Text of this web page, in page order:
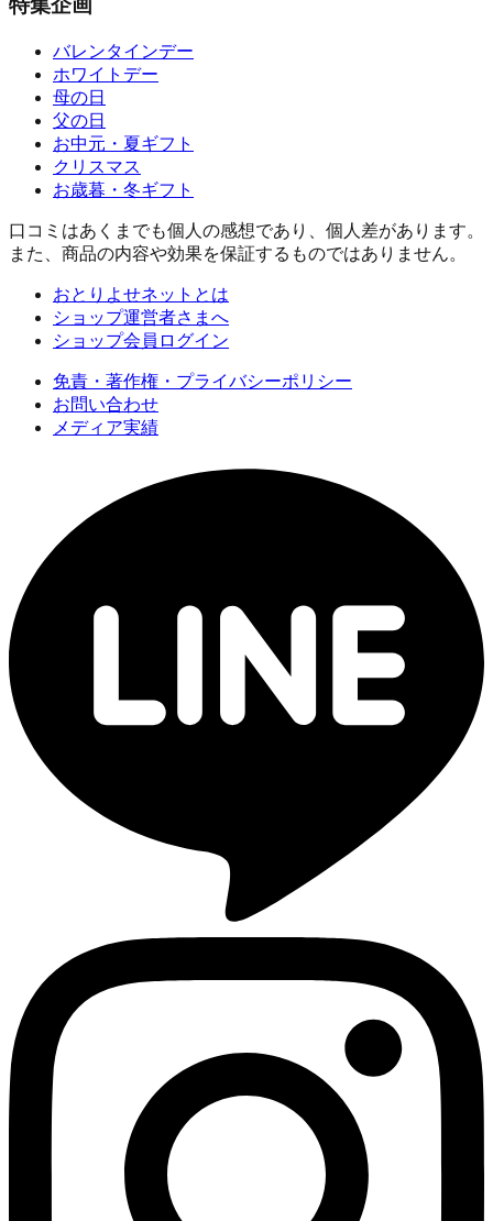
特集企画
バレンタインデー
ホワイトデー
母の日
父の日
お中元・夏ギフト
クリスマス
お歳暮・冬ギフト
口コミはあくまでも個人の感想であり、個人差があります。
また、商品の内容や効果を保証するものではありません。
おとりよせネットとは
ショップ運営者さまへ
ショップ会員ログイン
免責・著作権・プライバシーポリシー
お問い合わせ
メディア実績